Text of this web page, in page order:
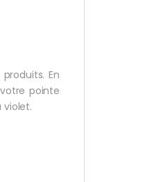
En
pointe
violet.